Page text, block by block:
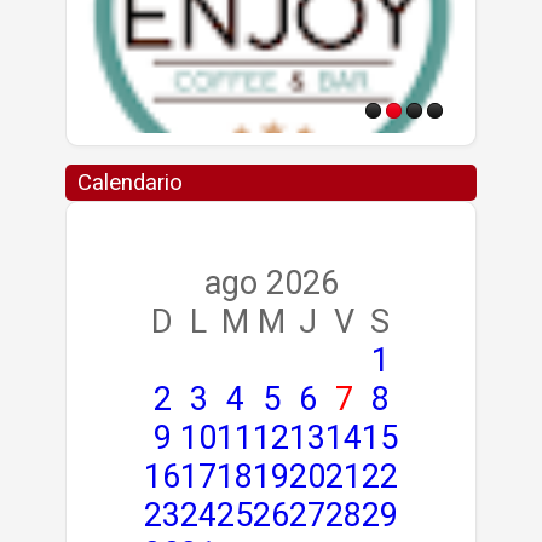
Calendario
ago 2026
D L M M J V S
1
2 3 4 5 6 7 8
9 1011 12131415
16171819202122
23242526272829